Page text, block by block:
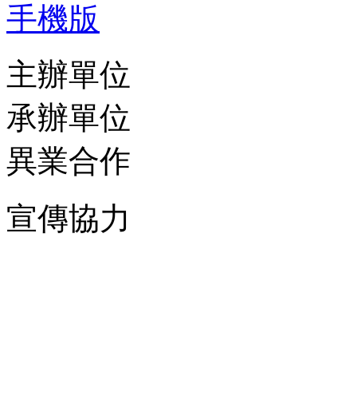
手機版
主辦單位
承辦單位
異業合作
宣傳協力